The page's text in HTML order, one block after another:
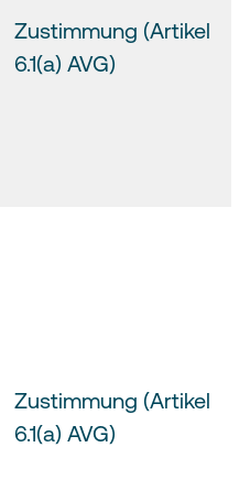
Zustimmung (Artikel
6.1(a) AVG)
Zustimmung (Artikel
6.1(a) AVG)